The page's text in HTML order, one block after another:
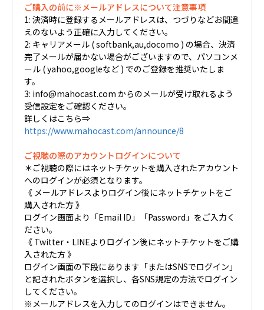
ご購入の前に※メールアドレスについて注意事項
1: 決済時に登録するメールアドレスは、つづりなどお間違
えのないよう正確に入力してください。
2: キャリアメール ( softbank,au,docomo ) の場合、決済
完了メールが届かない場合がございますので、パソコンメ
ール ( yahoo,googleなど ) でのご登録を推奨いたしま
す。
3: info@mahocast.com からのメールが受け取れるよう
受信設定をご確認ください。
詳しくはこちら⇒
https://www.mahocast.com/announce/8
ご視聴の際のアカウントログインについて
＊ご視聴の際にはネットチケットを購入されたアカウント
へのログインが必須となります。
《 メールアドレスよりログイン後にネットチケットをご
購入された方 》
ログイン画面より「Email ID」「Password」をご入力く
ださい。
《 Twitter・LINEよりログイン後にネットチケットをご購
入された方 》
ログイン画面の下段にあります「またはSNSでログイン」
と記されたボタンを選択し、各SNS規定の方法でログイン
してください。
※メールアドレスを入力してのログインはできません。